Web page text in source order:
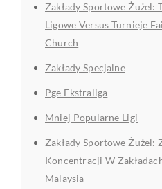
Zakłady Sportowe Żużel:
Ligowe Versus Turnieje
Church
Zakłady Specjalne
Pge Ekstraliga
Mniej Popularne Ligi
Zakłady Sportowe Żużel:
Koncentracji W
Malaysia